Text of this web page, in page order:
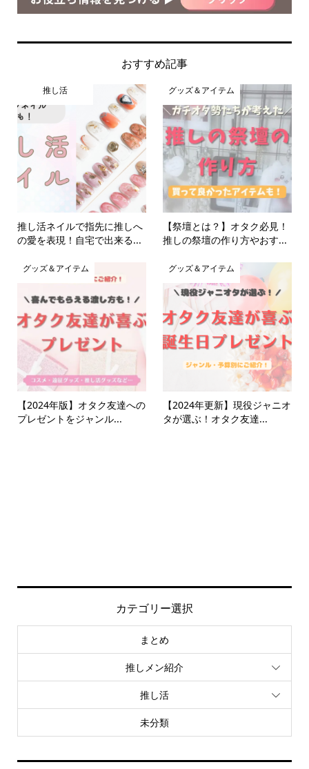
おすすめ記事
推し活
推し活ネイルで指先に推しへ
の愛を表現！自宅で出来る...
グッズ＆アイテム
【祭壇とは？】オタク必見！
推しの祭壇の作り方やおす...
グッズ＆アイテム
【2024年版】オタク友達への
プレゼントをジャンル...
グッズ＆アイテム
【2024年更新】現役ジャニオ
タが選ぶ！オタク友達...
カテゴリー選択
まとめ
推しメン紹介
推し活
未分類